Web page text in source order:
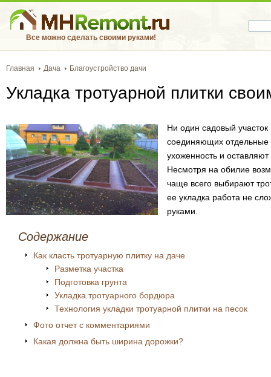
Все можно сделать своими руками!
Главная Дача Благоустройство дачи
Укладка тротуарной плитки
Ни один садовый
соединяющих отдельные
ухоженность и
Несмотря на обилие
чаще всего выбирают
ее укладка работа не
руками.
Содержание
Как класть тротуарную плитку на даче
Разметка участка
Подготовка грунта
Укладка тротуарного бордюра
Технология укладки тротуарной плитки на песок
Фото отчет с комментариями
Какая должна быть ширина дорожки?